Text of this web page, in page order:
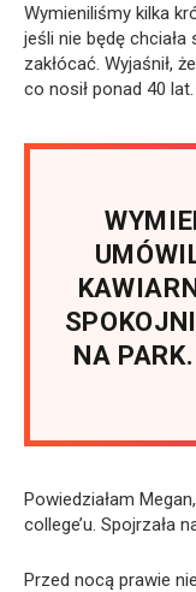
Wymieniliśmy kilka
jeśli nie będę
zakłócać. Wyjaśnił,
co nosił ponad 40 lat.
NA
Powiedziałam
college’u. Spojrzała
Przed nocą prawie